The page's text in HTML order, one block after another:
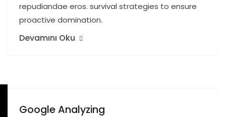
repudiandae eros. survival strategies to ensure
proactive domination.
Devamını Oku
Google Analyzing